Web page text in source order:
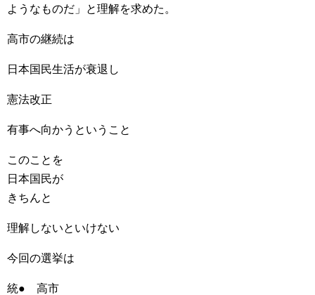
ようなものだ」と理解を求めた。
高市の継続は
日本国民生活が衰退し
憲法改正
有事へ向かうということ
このことを
日本国民が
きちんと
理解しないといけない
今回の選挙は
統● 高市